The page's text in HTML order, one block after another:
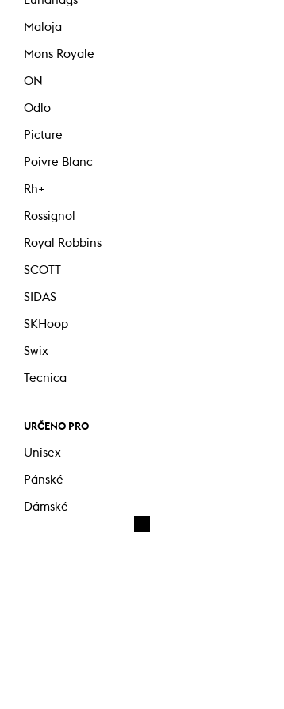
Maloja
Mons Royale
ON
Odlo
Picture
Poivre Blanc
Rh+
Rossignol
Royal Robbins
SCOTT
SIDAS
SKHoop
Swix
Tecnica
URČENO PRO
Unisex
Pánské
Dámské